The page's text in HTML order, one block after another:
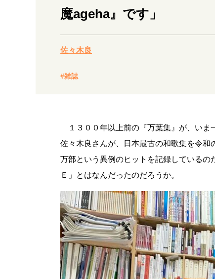
社会・カルチャー・マネー
魔ageha』です」
佐々木良
#雑誌
１３００年以上前の『万葉集』が、いま
佐々木良さんが、日本最古の和歌集を令和
万部という異例のヒットを記録しているの
Ｅ」とはなんだったのだろうか。